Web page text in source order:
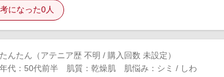
になった0人
たんたん （アテニア歴 不明 / 購入回数 未設定）
年代：50代前半 肌質：乾燥肌 肌悩み：シミ / しわ